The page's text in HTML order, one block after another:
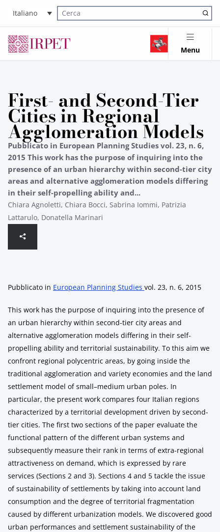
Italiano
Cerca nel sito
Menu
First- and Second-Tier
Cities in Regional
Agglomeration Models
Pubblicato in European Planning Studies vol. 23, n. 6,
2015 This work has the purpose of inquiring into the
presence of an urban hierarchy within second-tier city
areas and alternative agglomeration models differing
in their self-propelling ability and...
Chiara Agnoletti, Chiara Bocci, Sabrina Iommi, Patrizia
Lattarulo, Donatella Marinari
Pubblicato in European Planning Studies vol. 23, n. 6, 2015
This work has the purpose of inquiring into the presence of
an urban hierarchy within second-tier city areas and
alternative agglomeration models differing in their self-
propelling ability and territorial sustainability. To this aim we
confront regional polycentric areas, by going inside the
traditional agglomeration and variety economies and the land
settlement model of small–medium urban poles. In
particular, the present work compares four Italian regions
characterized by a territorial development driven by second-
tier cities. The first two sections of the paper evaluate the
functional pattern of the different urban systems and
subsequently measure their rank in terms of extra-regional
attractiveness on demand, which is expressed by rare
services (Sections 2 and 3). Sections 4 and 5 tackle the issue
of sustainability of settlements by taking into account land
consumption and the degree of territorial fragmentation
caused by different urbanization models. We discovered good
urban performances and settlement sustainability of the